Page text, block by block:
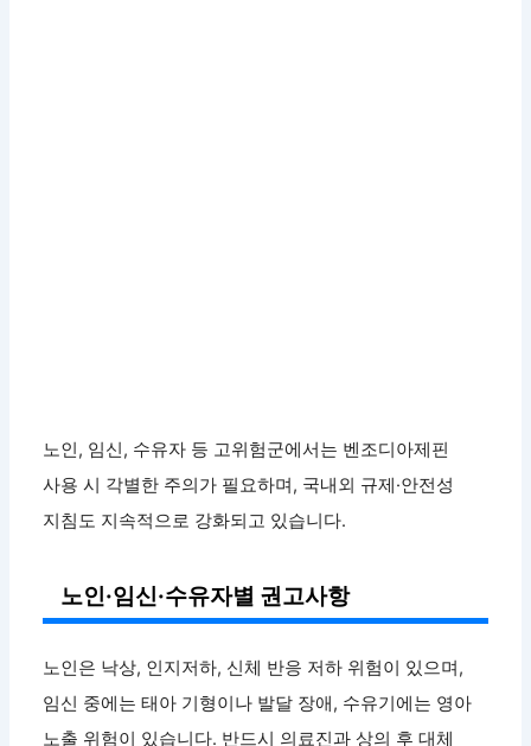
노인, 임신, 수유자 등 고위험군에서는 벤조디아제핀
사용 시 각별한 주의가 필요하며, 국내외 규제·안전성
지침도 지속적으로 강화되고 있습니다.
노인·임신·수유자별 권고사항
노인은 낙상, 인지저하, 신체 반응 저하 위험이 있으며,
임신 중에는 태아 기형이나 발달 장애, 수유기에는 영아
노출 위험이 있습니다. 반드시 의료진과 상의 후 대체